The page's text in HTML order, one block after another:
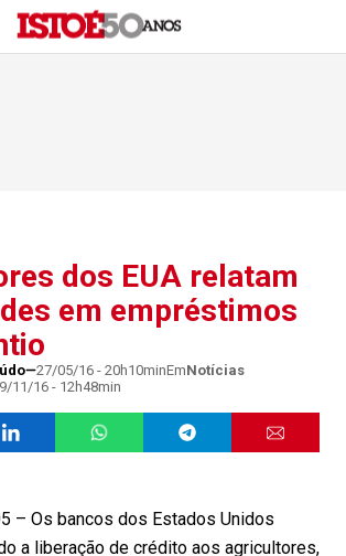
dos EUA relatam
em empréstimos
27/05/16 - 20h10minEmNotícias
11/16 - 12h48min
– Os bancos dos Estados Unidos
a liberação de crédito aos agricultores,